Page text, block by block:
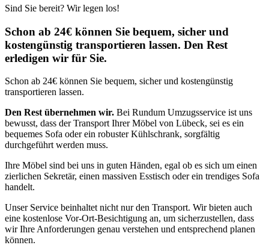
Sind Sie bereit? Wir legen los!
Schon ab 24€ können Sie bequem, sicher und
kostengünstig transportieren lassen. Den Rest
erledigen wir für Sie.
Schon ab 24€ können Sie bequem, sicher und kostengünstig
transportieren lassen.
Den Rest übernehmen wir. Bei Rundum Umzugsservice ist uns
bewusst, dass der Transport Ihrer Möbel von Lübeck, sei es ein
bequemes Sofa oder ein robuster Kühlschrank, sorgfältig
durchgeführt werden muss.
Ihre Möbel sind bei uns in guten Händen, egal ob es sich um einen
zierlichen Sekretär, einen massiven Esstisch oder ein trendiges Sofa
handelt.
Unser Service beinhaltet nicht nur den Transport. Wir bieten auch
eine kostenlose Vor-Ort-Besichtigung an, um sicherzustellen, dass
wir Ihre Anforderungen genau verstehen und entsprechend planen
können.